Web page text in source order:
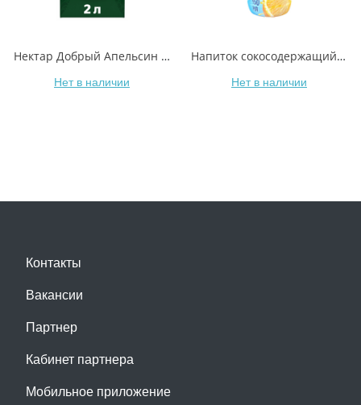
Нектар Добрый Апельсин с мякотью 2 л
Нет в наличии
Напиток сокосодержащий Добрый Pulpy апельсин с мякотью 450 мл
Нет в наличии
Контакты
Вакансии
Партнер
Кабинет партнера
Мобильное приложение